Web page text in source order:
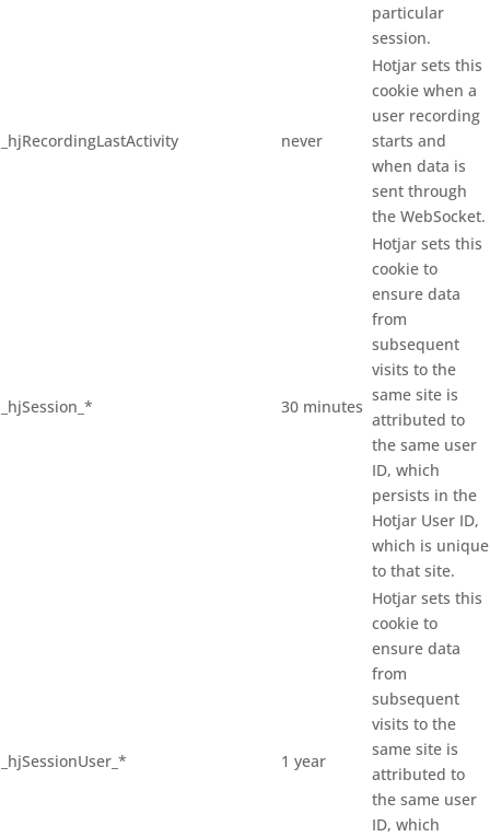
particular
session.
_hjRecordingLastActivity never
Hotjar sets this
cookie when a
user recording
starts and
when data is
sent through
the WebSocket.
_hjSession_* 30 minutes
Hotjar sets this
cookie to
ensure data
from
subsequent
visits to the
same site is
attributed to
the same user
ID, which
persists in the
Hotjar User ID,
which is unique
to that site.
_hjSessionUser_* 1 year
Hotjar sets this
cookie to
ensure data
from
subsequent
visits to the
same site is
attributed to
the same user
ID, which